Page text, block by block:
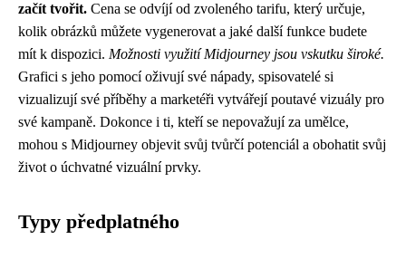
začít tvořit. Cena se odvíjí od zvoleného tarifu, který určuje,
kolik obrázků můžete vygenerovat a jaké další funkce budete
mít k dispozici. Možnosti využití Midjourney jsou vskutku široké.
Grafici s jeho pomocí oživují své nápady, spisovatelé si
vizualizují své příběhy a marketéři vytvářejí poutavé vizuály pro
své kampaně. Dokonce i ti, kteří se nepovažují za umělce,
mohou s Midjourney objevit svůj tvůrčí potenciál a obohatit svůj
život o úchvatné vizuální prvky.
Typy předplatného